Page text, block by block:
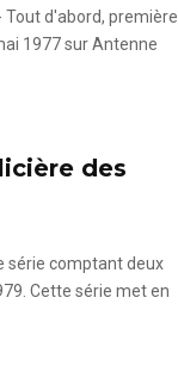
Tout d'abord, première
1977 sur Antenne
des
série comptant deux
Cette série met en